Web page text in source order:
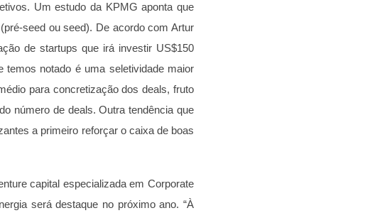
Um estudo da KPMG aponta que
seed ou seed). De acordo com Artur
de startups que irá investir US$150
temos notado é uma seletividade maior
para concretização dos deals, fruto
número de deals. Outra tendência que
a primeiro reforçar o caixa de boas
capital especializada em Corporate
será destaque no próximo ano. “À